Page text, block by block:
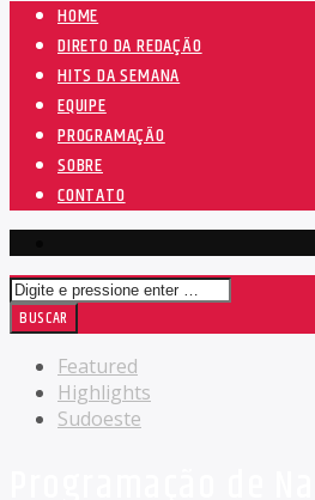
HOME
DIRETO DA REDAÇÃO
HITS DA SEMANA
EQUIPE
PROGRAMAÇÃO
SOBRE
CONTATO
Featured
Highlights
Sudoeste